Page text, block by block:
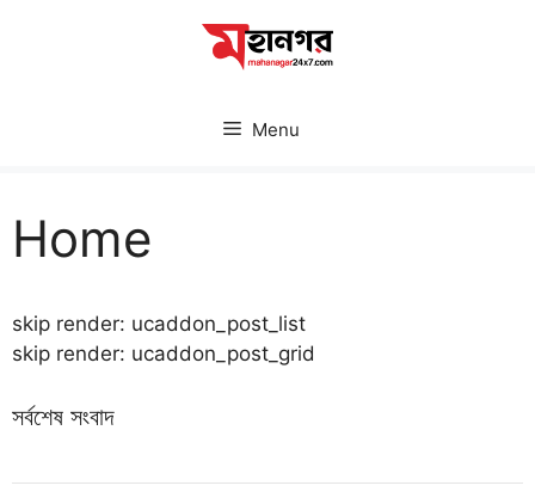
Menu
Home
skip render: ucaddon_post_list
skip render: ucaddon_post_grid
সর্বশেষ সংবাদ